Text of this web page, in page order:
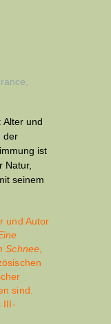
Alter und
der
ist
Natur,
seinem
und Autor
Schnee
sind.
III-